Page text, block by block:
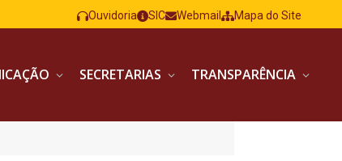
Ouvidoria SIC Webmail Mapa do Site
SECRETARIAS TRANSPARÊNCIA